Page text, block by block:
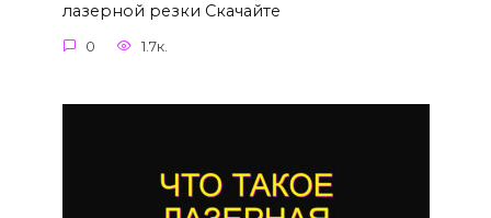
лазерной резки Скачайте
0 1.7к.